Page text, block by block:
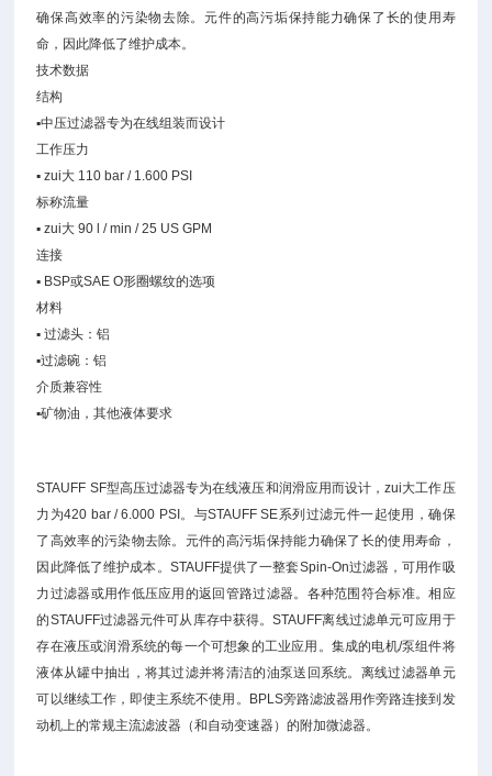
确保高效率的污染物去除。元件的高污垢保持能力确保了长的使用寿
命，因此降低了维护成本。
技术数据
结构
▪中压过滤器专为在线组装而设计
工作压力
▪ zui大 110 bar / 1.600 PSI
标称流量
▪ zui大 90 l / min / 25 US GPM
连接
▪ BSP或SAE O形圈螺纹的选项
材料
▪ 过滤头：铝
▪过滤碗：铝
介质兼容性
▪矿物油，其他液体要求
STAUFF SF型高压过滤器专为在线液压和润滑应用而设计，zui大工作压
力为420 bar / 6.000 PSI。与STAUFF SE系列过滤元件一起使用，确保
了高效率的污染物去除。元件的高污垢保持能力确保了长的使用寿命，
因此降低了维护成本。STAUFF提供了一整套Spin-On过滤器，可用作吸
力过滤器或用作低压应用的返回管路过滤器。各种范围符合标准。相应
的STAUFF过滤器元件可从库存中获得。STAUFF离线过滤单元可应用于
存在液压或润滑系统的每一个可想象的工业应用。集成的电机/泵组件将
液体从罐中抽出，将其过滤并将清洁的油泵送回系统。离线过滤器单元
可以继续工作，即使主系统不使用。BPLS旁路滤波器用作旁路连接到发
动机上的常规主流滤波器（和自动变速器）的附加微滤器。